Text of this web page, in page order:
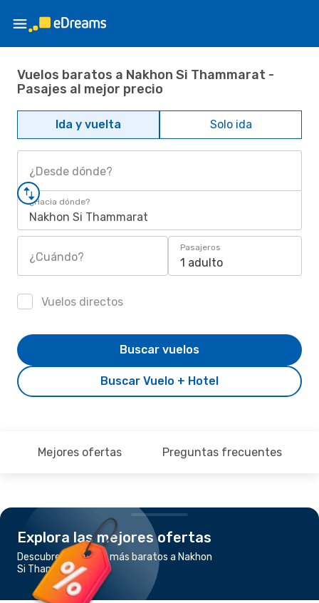
Vuelos baratos a Nakhon Si Thammarat -
Pasajes al mejor precio
Ida y vuelta Solo ida
¿Desde dónde?
¿Hacia dónde?
Nakhon Si Thammarat
¿Cuándo?
Pasajeros
1 adulto
Vuelos directos
Buscar Vuelo + Hotel
Buscar vuelos
Mejores ofertas Preguntas frecuentes
Explora las mejores ofertas
Descubre los vuelos más baratos a Nakhon
Si Thammarat